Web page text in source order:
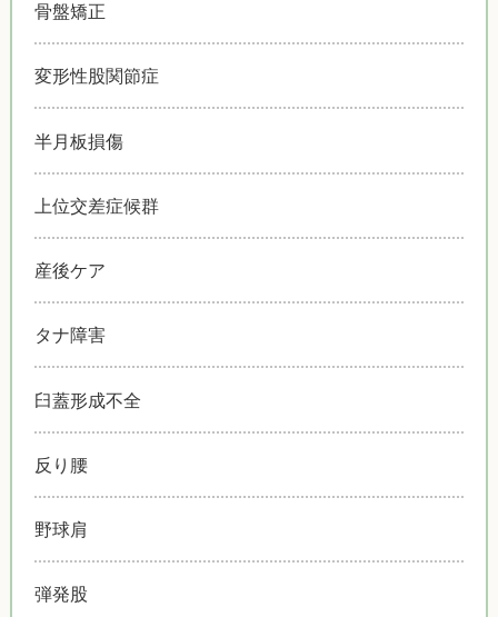
骨盤矯正
変形性股関節症
半月板損傷
上位交差症候群
産後ケア
タナ障害
臼蓋形成不全
反り腰
野球肩
弾発股